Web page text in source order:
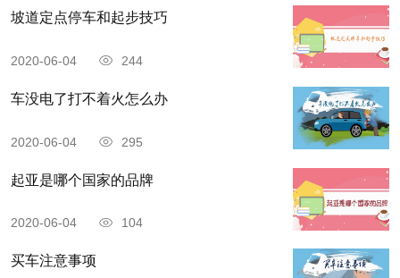
坡道定点停车和起步技巧
2020-06-04 244
车没电了打不着火怎么办
2020-06-04 295
起亚是哪个国家的品牌
2020-06-04 104
买车注意事项